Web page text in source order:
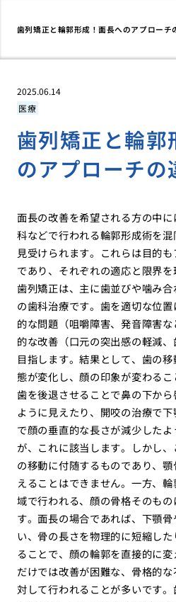
歯列矯正と輪郭形成！面長へのアプローチ
2025.06.14
医療
歯列矯正と輪郭
のアプローチの
面長の改善を希望される方の中
科などで行われる輪郭形成術を
見受けられます。これらは目的
であり、それぞれの適応と限界を
歯列矯正は、主に歯並びや噛み
の歯科治療です。歯を適切な位
的な問題（咀嚼障害、発音障害
的な改善（口元の突出感の軽減
目指します。結果として、歯の
態が変化し、顔の印象が変わる
歯を後退させることで鼻の下か
ように見えたり、開咬の治療で
で顔の垂直的な長さが減少した
が、これに該当します。しかし
の移動に付随するものであり、
えることはできません。一方、
域で行われる、顔の骨格そのも
す。面長の場合であれば、下顎
い、骨の長さを物理的に短縮し
ることで、顔の輪郭を直接的に
だけでは改善が困難な、骨格的
対して行われることが多いです。